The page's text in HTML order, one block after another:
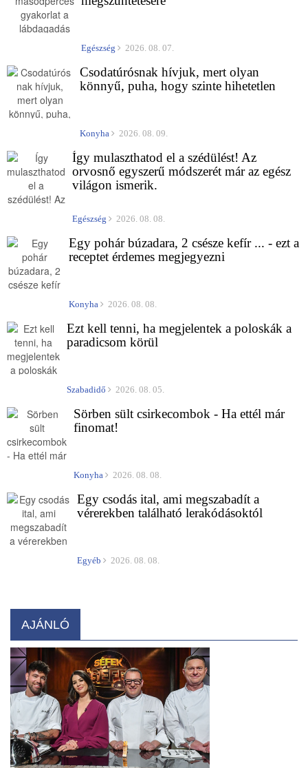
Egészség 2026. 08. 07.
Csodatúrósnak hívjuk, mert olyan
könnyű, puha, hogy szinte hihetetlen
Konyha 2026. 08. 09.
Így mulaszthatod el a szédülést! Az
orvosnő egyszerű módszerét már az egész
világon ismerik.
Egészség 2026. 08. 08.
Egy pohár búzadara, 2 csésze kefír ... - ezt a
receptet érdemes megjegyezni
Konyha 2026. 08. 08.
Ezt kell tenni, ha megjelentek a poloskák a
paradicsom körül
Szabadidő 2026. 08. 05.
Sörben sült csirkecombok - Ha ettél már
finomat!
Konyha 2026. 08. 08.
Egy csodás ital, ami megszabadít a
vérerekben található lerakódásoktól
Egyéb 2026. 08. 08.
AJÁNLÓ